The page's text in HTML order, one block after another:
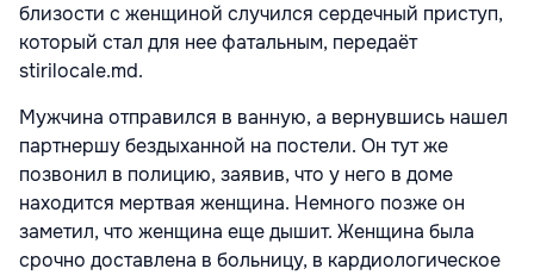
близости с женщиной случился сердечный приступ,
который стал для нее фатальным, передаёт
stirilocale.md.
Мужчина отправился в ванную, а вернувшись нашел
партнершу бездыханной на постели. Он тут же
позвонил в полицию, заявив, что у него в доме
находится мертвая женщина. Немного позже он
заметил, что женщина еще дышит. Женщина была
срочно доставлена в больницу, в кардиологическое